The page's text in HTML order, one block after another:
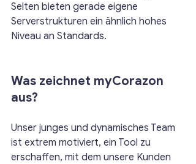
Selten bieten gerade eigene
Serverstrukturen ein ähnlich hohes
Niveau an Standards.
Was zeichnet myCorazon
aus?
Unser junges und dynamisches Team
ist extrem motiviert, ein Tool zu
erschaffen, mit dem unsere Kunden